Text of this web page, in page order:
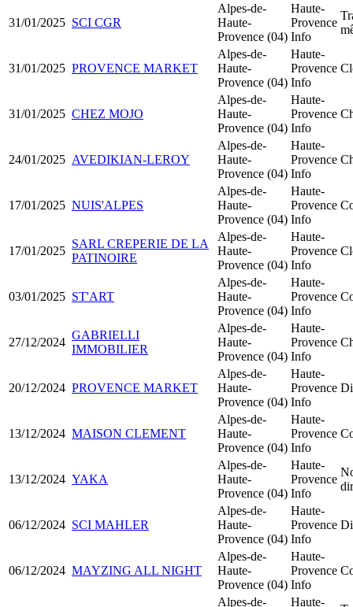
31/01/2025 SCI CGR
Alpes-de-
Haute-
Provence (04)
Haute-
Provence
Info
31/01/2025 PROVENCE MARKET
Alpes-de-
Haute-
Provence (04)
Haute-
Provence
Info
31/01/2025 CHEZ MOJO
Alpes-de-
Haute-
Provence (04)
Haute-
Provence
Info
24/01/2025 AVEDIKIAN-LEROY
Alpes-de-
Haute-
Provence (04)
Haute-
Provence
Info
17/01/2025 NUIS'ALPES
Alpes-de-
Haute-
Provence (04)
Haute-
Provence
Info
17/01/2025
SARL CREPERIE DE LA
PATINOIRE
Alpes-de-
Haute-
Provence (04)
Haute-
Provence
Info
03/01/2025 ST'ART
Alpes-de-
Haute-
Provence (04)
Haute-
Provence
Info
27/12/2024
GABRIELLI
IMMOBILIER
Alpes-de-
Haute-
Provence (04)
Haute-
Provence
Info
20/12/2024 PROVENCE MARKET
Alpes-de-
Haute-
Provence (04)
Haute-
Provence
Info
13/12/2024 MAISON CLEMENT
Alpes-de-
Haute-
Provence (04)
Haute-
Provence
Info
13/12/2024 YAKA
Alpes-de-
Haute-
Provence (04)
Haute-
Provence
Info
06/12/2024 SCI MAHLER
Alpes-de-
Haute-
Provence (04)
Haute-
Provence
Info
06/12/2024 MAYZING ALL NIGHT
Alpes-de-
Haute-
Provence (04)
Haute-
Provence
Info
Alpes-de-
Haute-